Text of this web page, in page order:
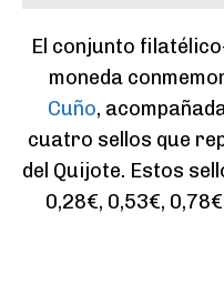
El conjunto
moneda
Cuño,
cuatro sellos que
del Quijote. Estos
0,28€, 0,53€,